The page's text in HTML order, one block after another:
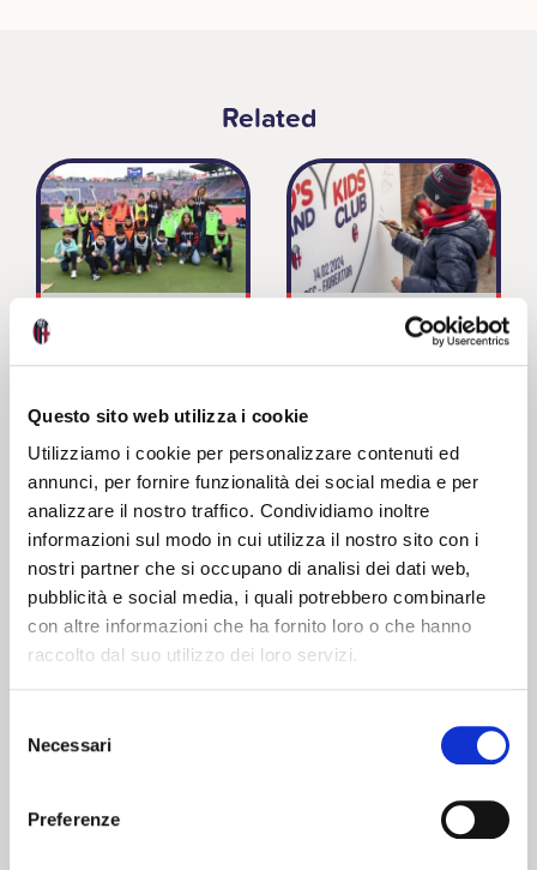
Questo sito web utilizza i cookie
Utilizziamo i cookie per personalizzare contenuti ed
annunci, per fornire funzionalità dei social media e per
analizzare il nostro traffico. Condividiamo inoltre
informazioni sul modo in cui utilizza il nostro sito con i
nostri partner che si occupano di analisi dei dati web,
pubblicità e social media, i quali potrebbero combinarle
con altre informazioni che ha fornito loro o che hanno
raccolto dal suo utilizzo dei loro servizi.
delNecessari
Preferenze
Related
SELENELLA
NEWS 19 03 2024
San Valentino in
NEWS 20 02 2024
CARNEVALE